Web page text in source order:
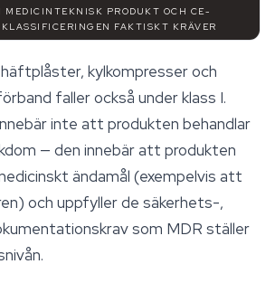
MEDICINTEKNISK PRODUKT OCH CE-
FAKTISKT KRÄVER
kylkompresser och
faller också under klass I.
inte att produkten behandlar
— den innebär att produkten
ändamål (exempelvis att
och uppfyller de säkerhets-,
som MDR ställer